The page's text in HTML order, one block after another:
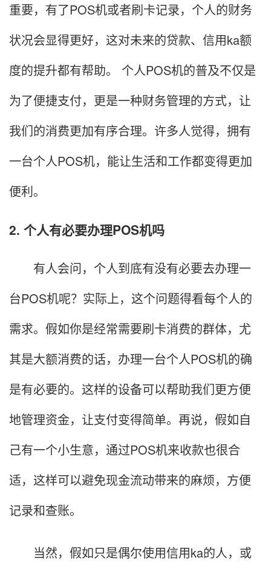
重要，有了POS机或者刷卡记录，个人的财务
状况会显得更好，这对未来的贷款、信用ka额
度的提升都有帮助。 个人POS机的普及不仅是
为了便捷支付，更是一种财务管理的方式，让
我们的消费更加有序合理。许多人觉得，拥有
一台个人POS机，能让生活和工作都变得更加
便利。
2. 个人有必要办理POS机吗
有人会问，个人到底有没有必要去办理一
台POS机呢？实际上，这个问题得看每个人的
需求。假如你是经常需要刷卡消费的群体，尤
其是大额消费的话，办理一台个人POS机的确
是有必要的。这样的设备可以帮助我们更方便
地管理资金，让支付变得简单。再说，假如自
己有一个小生意，通过POS机来收款也很合
适，这样可以避免现金流动带来的麻烦，方便
记录和查账。
当然，假如只是偶尔使用信用ka的人，或